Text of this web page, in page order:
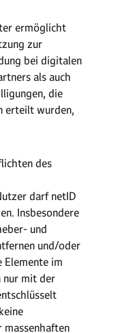
ermöglicht
zur
bei digitalen
als auch
die
erteilt wurden,
des
darf netID
Insbesondere
und
und/oder
Elemente im
nur mit der